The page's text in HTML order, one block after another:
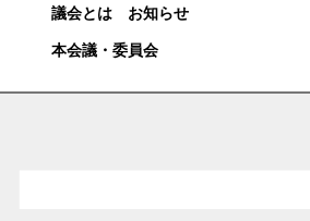
議会とは
お知らせ
本会議・委員会